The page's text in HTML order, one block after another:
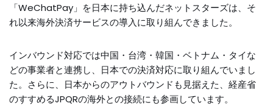
「WeChatPay」を日本に持ち込んだネットスターズは、そ
れ以来海外決済サービスの導入に取り組んできました。
インバウンド対応では中国・台湾・韓国・ベトナム・タイな
どの事業者と連携し、日本での決済対応に取り組んでいまし
た。さらに、日本からのアウトバウンドも見据えた、経産省
のすすめるJPQRの海外との接続にも参画しています。